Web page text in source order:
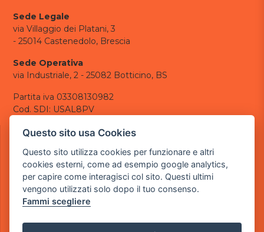
Sede Legale
via Villaggio dei Platani, 3
- 25014 Castenedolo, Brescia
Sede Operativa
via Industriale, 2 - 25082 Botticino, BS
Partita iva 03308130982
Cod. SDI: USAL8PV
CONTATTI
tel.: +39 030 376 2377
tel.: +39 030 336 6259
pec:powergamesrl@legalmail.it
LINK UTILI
Questo sito usa Cookies
Questo sito utilizza cookies per funzionare e altri
cookies esterni, come ad esempio google analytics,
per capire come interagisci col sito. Questi ultimi
vengono utilizzati solo dopo il tuo consenso.
Fammi scegliere